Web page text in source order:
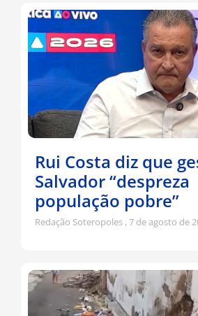
Rui Costa diz que
Salvador “despreza
população pobre”
Redação Soteropoles 7 de agosto de